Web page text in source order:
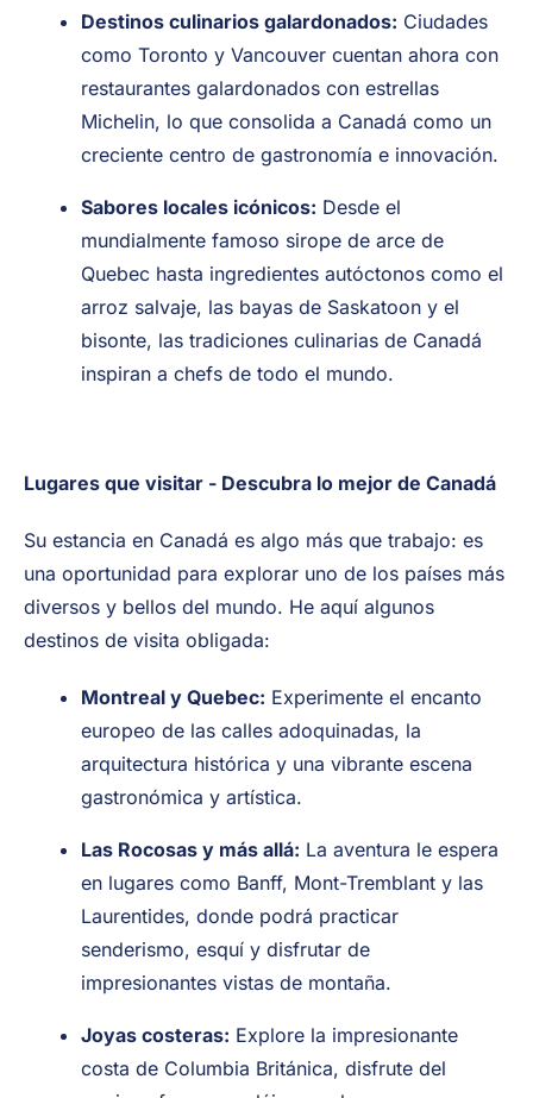
Destinos culinarios galardonados: Ciudades
como Toronto y Vancouver cuentan ahora con
restaurantes galardonados con estrellas
Michelin, lo que consolida a Canadá como un
creciente centro de gastronomía e innovación.
Sabores locales icónicos: Desde el
mundialmente famoso sirope de arce de
Quebec hasta ingredientes autóctonos como el
arroz salvaje, las bayas de Saskatoon y el
bisonte, las tradiciones culinarias de Canadá
inspiran a chefs de todo el mundo.
Lugares que visitar - Descubra lo mejor de Canadá
Su estancia en Canadá es algo más que trabajo: es
una oportunidad para explorar uno de los países más
diversos y bellos del mundo. He aquí algunos
destinos de visita obligada:
Montreal y Quebec: Experimente el encanto
europeo de las calles adoquinadas, la
arquitectura histórica y una vibrante escena
gastronómica y artística.
Las Rocosas y más allá: La aventura le espera
en lugares como Banff, Mont-Tremblant y las
Laurentides, donde podrá practicar
senderismo, esquí y disfrutar de
impresionantes vistas de montaña.
Joyas costeras: Explore la impresionante
costa de Columbia Británica, disfrute del